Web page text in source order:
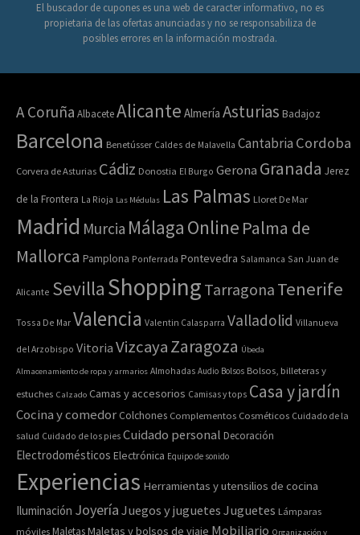
El buscador de cupones es una web de caracter informativo, no es
propietaria de las ofertas anunciadas y no se responsabiliza de
posibles errores en la información mostrada.
A Coruña AlbaceteAlicante Almería Asturias Badajoz
Barcelona Benetússer Caldes de Malavella Cantabria Cordoba
Corvera de Asturias Cádiz Donostia El Burgo Gerona Granada Jerez
de la Frontera La Rioja Las Médulas Las Palmas Lloret De Mar
Madrid Murcia Málaga Online Palma de
Mallorca Pamplona Ponferrada Pontevedra Salamanca San Juan de
Alicante Sevilla Shopping Tarragona Tenerife
Tossa De Mar Valencia Valentin Calasparra Valladolid Villanueva
del Arzobispo Vitoria VizcayaZaragoza Úbeda
Almacenamiento de ropa y armarios Almohadas Audio Bolsos Bolsos, billeteras y
estuches Calzado Camas y accesorios Camisas y tops Casa y jardín
Cocina y comedor Colchones Complementos Cosméticos Cuidado de la
salud Cuidado de los pies Cuidado personal Decoración
Electrodomésticos Electrónica Equipo de sonido
Experiencias Herramientas y utensilios de cocina
Iluminación Joyería Juegos y juguetes Juguetes Lámparas
móviles MaletasMaletas y bolsos de viaje Mobiliario Organización y